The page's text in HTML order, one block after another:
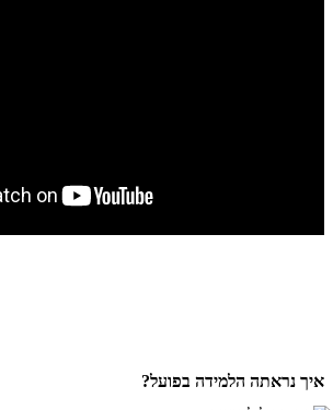
איך נראתה הלמידה בפועל?